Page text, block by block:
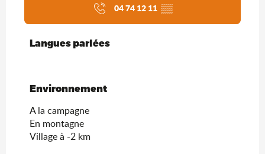
04 74 12 11 ▒▒
Langues parlées
Langues parlées
Environnement
Environnement
A la campagne
En montagne
Village à -2 km